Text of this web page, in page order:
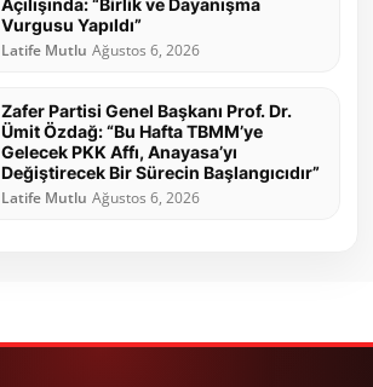
Vurgusu Yapıldı”
Latife Mutlu Ağustos 6, 2026
Zafer Partisi Genel Başkanı Prof. Dr.
Ümit Özdağ: “Bu Hafta TBMM’ye
Gelecek PKK Affı, Anayasa’yı
Değiştirecek Bir Sürecin Başlangıcıdır”
Latife Mutlu Ağustos 6, 2026